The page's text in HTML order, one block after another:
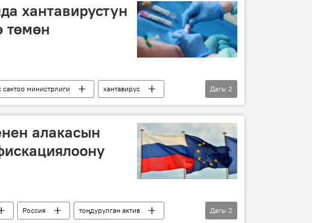
хантавирустун
төмөн
министрлиги
хантавирус
Дагы 2
алакасын
Россия
тоңдурулган актив
Дагы 2